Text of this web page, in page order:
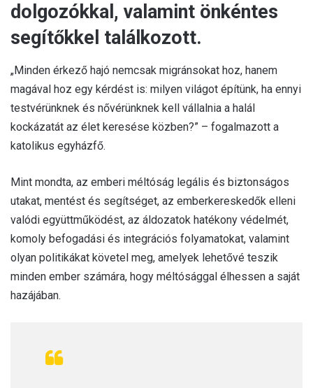
dolgozókkal, valamint önkéntes
segítőkkel találkozott.
„Minden érkező hajó nemcsak migránsokat hoz, hanem
magával hoz egy kérdést is: milyen világot építünk, ha ennyi
testvérünknek és nővérünknek kell vállalnia a halál
kockázatát az élet keresése közben?” – fogalmazott a
katolikus egyházfő.
Mint mondta, az emberi méltóság legális és biztonságos
utakat, mentést és segítséget, az emberkereskedők elleni
valódi együttműködést, az áldozatok hatékony védelmét,
komoly befogadási és integrációs folyamatokat, valamint
olyan politikákat követel meg, amelyek lehetővé teszik
minden ember számára, hogy méltósággal élhessen a saját
hazájában.